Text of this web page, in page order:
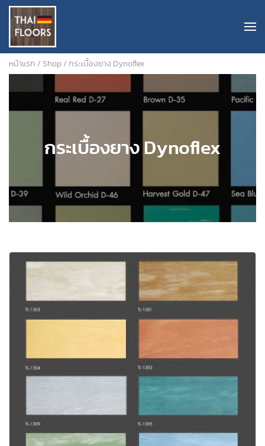
หน้าแรก / Shop / กระเบื้องยาง Dynoflex
กระเบื้องยาง Dynoflex